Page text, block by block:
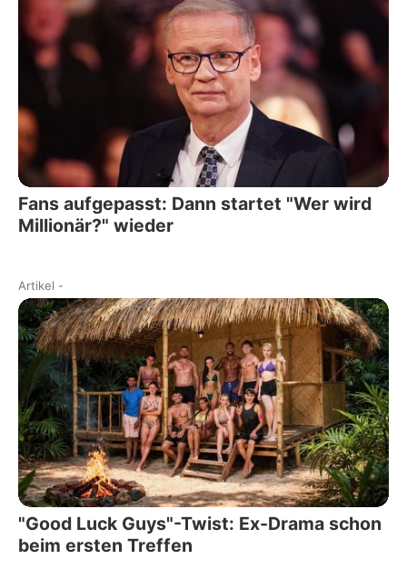
Fans aufgepasst: Dann startet "Wer wird
Millionär?" wieder
Artikel -
"Good Luck Guys"-Twist: Ex-Drama schon
beim ersten Treffen